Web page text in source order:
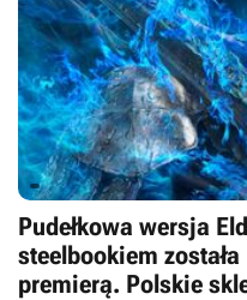
Pudełkowa wersja
steelbookiem
premierą. Polskie